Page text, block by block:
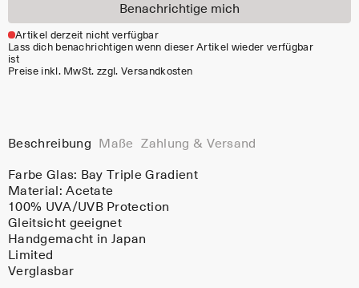
Benachrichtige mich
Artikel derzeit nicht verfügbar
Lass dich benachrichtigen wenn dieser Artikel wieder verfügbar
ist
Preise inkl. MwSt. zzgl. Versandkosten
Beschreibung Maße Zahlung & Versand
Farbe Glas: Bay Triple Gradient
Material:Acetate
100% UVA/UVB Protection
Gleitsicht geeignet
Handgemacht in Japan
Limited
Verglasbar